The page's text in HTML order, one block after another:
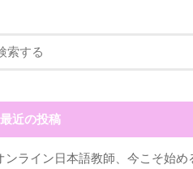
最近の投稿
ンライン日本語教師、今こそ始め